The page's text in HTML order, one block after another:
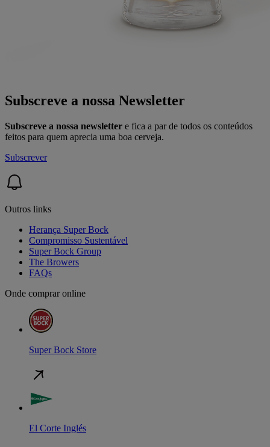
Subscreve a nossa Newsletter
Subscreve a nossa newsletter e fica a par de todos os conteúdos
feitos para quem aprecia uma boa cerveja.
Subscrever
Outros links
Herança Super Bock
Compromisso Sustentável
Super Bock Group
The Browers
FAQs
Onde comprar online
Super Bock Store
El Corte Inglés